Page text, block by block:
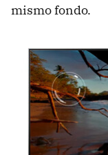
mismo fondo.